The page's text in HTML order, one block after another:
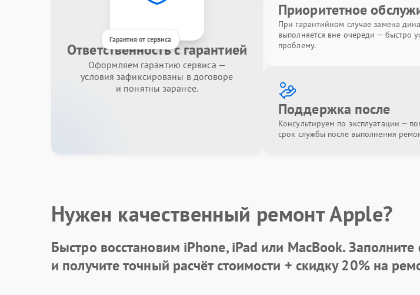
Гарантия от сервиса
Ответственность с гарантией
Оформляем гарантию сервиса —
условия зафиксированы в договоре
и понятны заранее.
Приоритетное
При гарантийном случае замена
выполняется вне очереди — быстро
проблему.
Поддержка после
Консультируем по эксплуатации —
срок службы после выполнения
Нужен качественный ремонт Apple?
Быстро восстановим iPhone, iPad или MacBook.
и получите точный расчёт стоимости + скидку 20%на